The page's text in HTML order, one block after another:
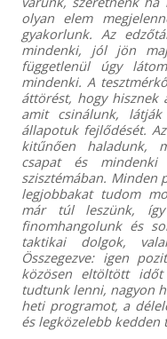
olyan elem
gyakorlunk. Az
mindenki, jól jön
függetlenül úgy
mindenki. A
áttörést, hogy hisznek
amit csinálunk,
állapotuk fejlődését.
kitűnően haladunk,
csapat és
szisztémában. Minden
legjobbakat tudom
már túl leszünk,
finomhangolunk és
taktikai dolgok,
Összegezve: igen
közösen eltöltött
tudtunk lenni, nagyon
heti programot, a
és legközelebb